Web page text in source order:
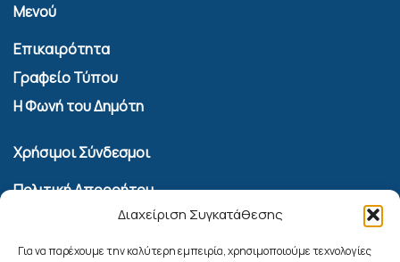
Διαχείριση Συγκατάθεσης
Για να παρέχουμε την καλύτερη εμπειρία, χρησιμοποιούμε τεχνολογίες
Μενού
Επικαιρότητα
Γραφείο Τύπου
Η Φωνή του Δημότη
Χρήσιμοι Σύνδεσμοι
Πολιτική Απορρήτου
Όροι Χρήσης Υπηρεσίας Επικοινωνίας
Πολιτική Cookies (ΕΕ)